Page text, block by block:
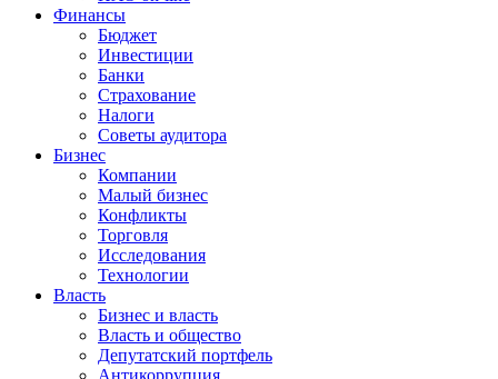
Финансы
Бюджет
Инвестиции
Банки
Страхование
Налоги
Советы аудитора
Бизнес
Компании
Малый бизнес
Конфликты
Торговля
Исследования
Технологии
Власть
Бизнес и власть
Власть и общество
Депутатский портфель
Антикоррупция